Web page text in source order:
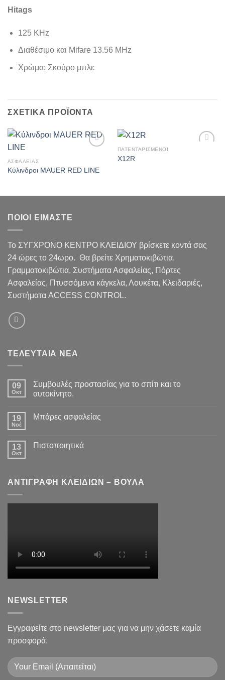
Hitags
125 ΚΗz
Διαθέσιμο και Mifare 13.56 ΜΗz
Χρώμα: Σκούρο μπλε
ΣΧΕΤΙΚΆ ΠΡΟΪΌΝΤΑ
επιθυμιών
ΑΣΦΑΛΕΙΑΣ
Κύλινδροι MAUER RED LINE
ΠΑΤΕΝΤΑΡΙΣΜΕΝΟΙ
X12R
ΠΟΙΟΙ ΕΙΜΑΣΤΕ
Το ΣΥΓΧΡΟΝΟ ΚΕΝΤΡΟ ΚΛΕΙΔΙΟΥ βρίσκετε κοντά σας
24 ώρες το 24ωρο. Θα βρείτε Χρηματοκιβώτια,
Γραμματοκιβώτια, Συστήματα Ασφαλείας, Πόρτες
Ασφαλείας, Πτυσσόμενα κάγκελα, Λουκέτα, Κλειδαριές,
Συστήματα ACCESS CONTROL.
ΤΕΛΕΥΤΑΙΑ ΝΕΑ
09
Οκτ
Συμβουλές προστασίας για το σπίτι και το
αυτοκίνητο.
19
Νοέ
Μπάρες ασφαλείας
13
Οκτ
Πιστοποιητικά
ΑΝΤΙΓΡΑΦΗ ΚΛΕΙΔΙΩΝ – ΒΟΥΛΑ
NEWSLETTER
Εγγραφείτε στο newsletter μας για να μην χάσετε καμία
προσφορά.